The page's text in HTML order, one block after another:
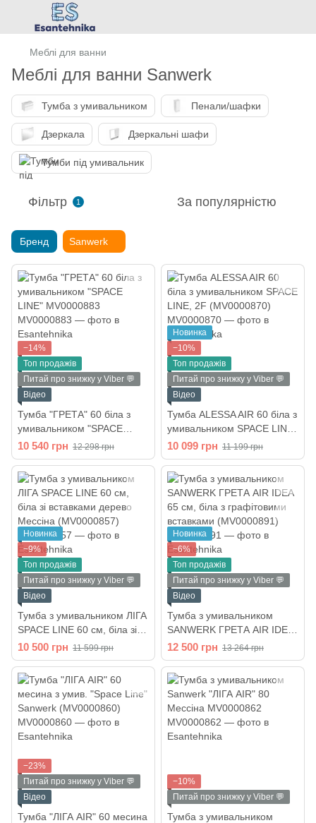
Меблі для ванни
Меблі для ванни Sanwerk
Тумба з умивальником Пенали/шафки
Дзеркала Дзеркальні шафи
Тумби під умивальник
Фільтр 1 За популярністю
Бренд Sanwerk
−14%
Топ продажів
Питай про знижку у Viber 💬
Відео
Тумба "ГРЕТА" 60 біла з
умивальником "SPACE
LINE" MV0000883
10 540 грн 12 298 грн
Новинка
−10%
Топ продажів
Питай про знижку у Viber 💬
Відео
Тумба ALESSA AIR 60 біла з
умивальником SPACE LINE,
2F (MV0000870)
10 099 грн 11 199 грн
Новинка
−9%
Топ продажів
Питай про знижку у Viber 💬
Відео
Тумба з умивальником ЛІГА
SPACE LINE 60 см, біла зі
вставками дерево Мессіна
(MV0000857)
10 500 грн 11 599 грн
Новинка
−6%
Топ продажів
Питай про знижку у Viber 💬
Відео
Тумба з умивальником
SANWERK ГРЕТА AIR IDEA
65 см, біла з графітовими
вставками (MV0000891)
12 500 грн 13 264 грн
−23%
Питай про знижку у Viber 💬
Відео
Тумба "ЛІГА AIR" 60 месина
−10%
Питай про знижку у Viber 💬
Тумба з умивальником